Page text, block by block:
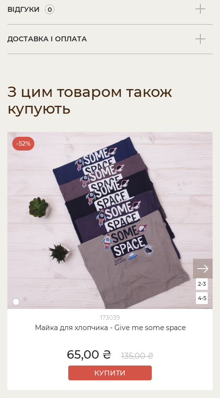
ВІДГУКИ 0
ДОСТАВКА І ОПЛАТА
З цим товаром також
купують
-52%
173039
Майка для хлопчика - Give me some space
2-3
4-5
65,00 ₴ 135,00 ₴
КУПИТИ